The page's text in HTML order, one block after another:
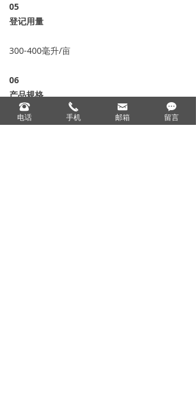
05
登记用量
300-400毫升/亩
06
产品规格
100克*50瓶、120克*50瓶、200克*50瓶、
뀰
电话
끅
手机
낂
邮箱
끁
留言